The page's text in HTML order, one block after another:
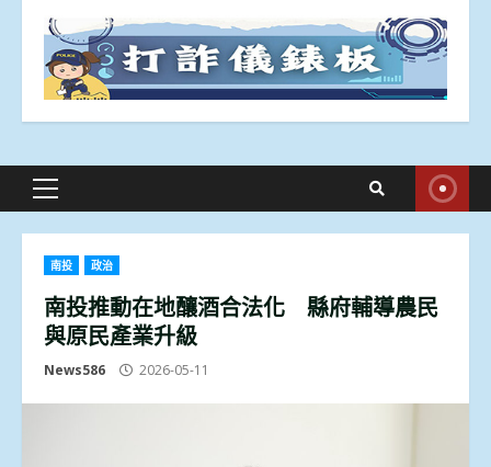
Primary
南投 政治
南投推動在地釀酒合法化 縣府輔導農民
與原民產業升級
News586 2026-05-11